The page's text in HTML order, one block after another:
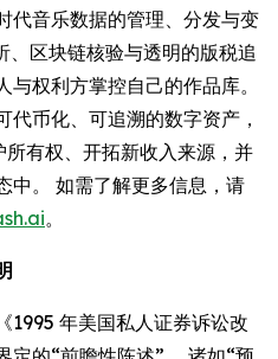
代音乐数据的管理、分发与变
区块链核验与透明的版税追
权利方掌控自己的作品库。
币化、可追溯的数字资产，
有权、开拓新收入来源，并
中。 如需了解更多信息，请
。
1995 年美国私人证券诉讼改